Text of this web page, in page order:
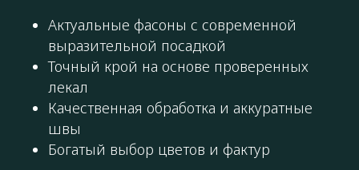
Актуальные фасоны с современной
выразительной посадкой
Точный крой на основе проверенных
лекал
Качественная обработка и аккуратные
швы
Богатый выбор цветов и фактур